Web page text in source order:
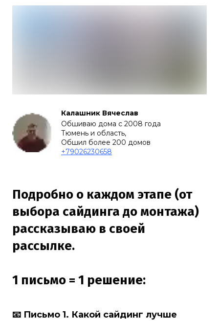
Калашник Вячеслав
Обшиваю дома с 2008 года
Тюмень и область,
Обшил более 200 домов
+79026230658
Подробно о каждом этапе (от
выбора сайдинга до монтажа)
рассказываю в своей
рассылке.
1 письмо = 1 решение:
📧 Письмо 1. Какой сайдинг лучше